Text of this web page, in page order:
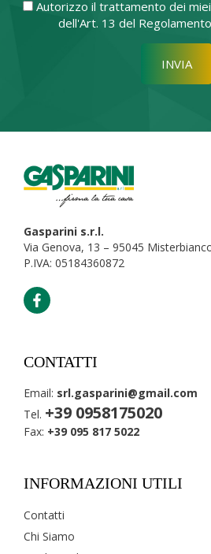
Autorizzo il trattamento dei
dell'Art. 13 del
Si
Gasparini s.r.l.
Via Genova, 13 – 95045
P.IVA: 05184360872
CONTATTI
Email: srl.gasparini@gmail.com
Tel. +39 0958175020
Fax: +39 095 817 5022
INFORMAZIONI UTILI
Contatti
Chi Siamo